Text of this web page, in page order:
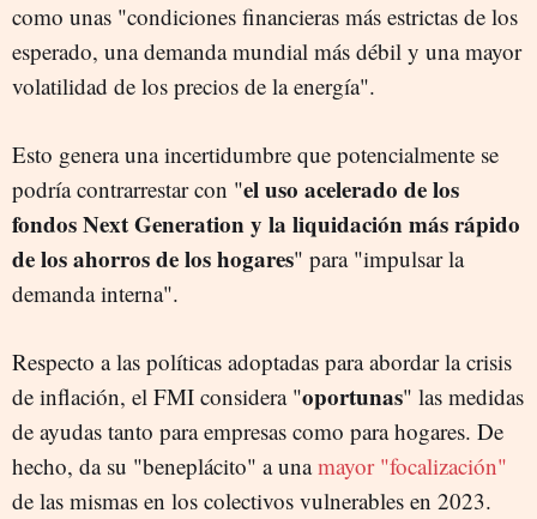
como unas "condiciones financieras más estrictas de los
esperado, una demanda mundial más débil y una mayor
volatilidad de los precios de la energía".
Esto genera una incertidumbre que potencialmente se
podría contrarrestar con "el uso acelerado de los
fondos Next Generation y la liquidación más rápido
de los ahorros de los hogares" para "impulsar la
demanda interna".
Respecto a las políticas adoptadas para abordar la crisis
de inflación, el FMI considera "oportunas" las medidas
de ayudas tanto para empresas como para hogares. De
hecho, da su "beneplácito" a unamayor "focalización"
de las mismas en los colectivos vulnerables en 2023.